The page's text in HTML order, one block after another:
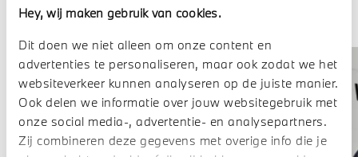
Hey, wij maken gebruik van cookies.
Dit doen we niet alleen om onze content en
advertenties te personaliseren, maar ook zodat we het
websiteverkeer kunnen analyseren op de juiste manier.
Ook delen we informatie over jouw websitegebruik met
onze social media-, advertentie- en analysepartners.
Zij combineren deze gegevens met overige info die je
Deze zijn vergelijkbaar